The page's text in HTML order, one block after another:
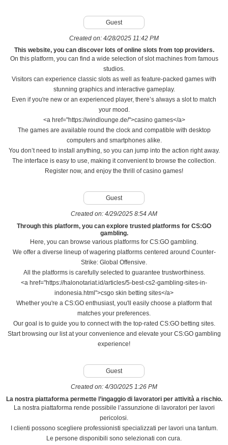
Guest
Created on: 4/28/2025 11:42 PM
This website, you can discover lots of online slots from top providers.
On this platform, you can find a wide selection of slot machines from famous
studios.
Visitors can experience classic slots as well as feature-packed games with
stunning graphics and interactive gameplay.
Even if you're new or an experienced player, there’s always a slot to match
your mood.
<a href="https://windlounge.de/">casino games</a>
The games are available round the clock and compatible with desktop
computers and smartphones alike.
You don’t need to install anything, so you can jump into the action right away.
The interface is easy to use, making it convenient to browse the collection.
Register now, and enjoy the thrill of casino games!
Guest
Created on: 4/29/2025 8:54 AM
Through this platform, you can explore trusted platforms for CS:GO
gambling.
Here, you can browse various platforms for CS:GO gambling.
We offer a diverse lineup of wagering platforms centered around Counter-
Strike: Global Offensive.
All the platforms is carefully selected to guarantee trustworthiness.
<a href="https://halonotariat.id/articles/5-best-cs2-gambling-sites-in-
indonesia.html">csgo skin betting sites</a>
Whether you're a CS:GO enthusiast, you'll easily choose a platform that
matches your preferences.
Our goal is to guide you to connect with the top-rated CS:GO betting sites.
Start browsing our list at your convenience and elevate your CS:GO gambling
experience!
Guest
Created on: 4/30/2025 1:26 PM
La nostra piattaforma permette l’ingaggio di lavoratori per attività a rischio.
La nostra piattaforma rende possibile l’assunzione di lavoratori per lavori
pericolosi.
I clienti possono scegliere professionisti specializzati per lavori una tantum.
Le persone disponibili sono selezionati con cura.